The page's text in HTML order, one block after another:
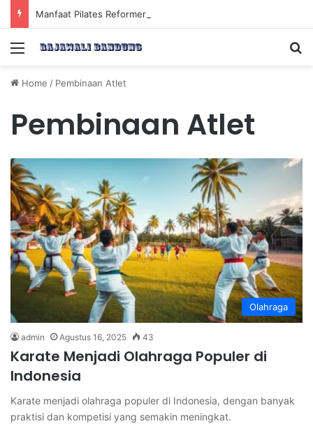
Menu
Home / Pembinaan Atlet
Pembinaan Atlet
Olahraga
admin Agustus 16, 2025 43
Karate Menjadi Olahraga Populer di
Indonesia
Karate menjadi olahraga populer di Indonesia, dengan banyak
praktisi dan kompetisi yang semakin meningkat.